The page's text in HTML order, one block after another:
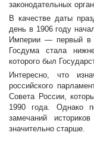
законодательных
В качестве даты
день в 1906 году
Империи — первый в
Госдума стала
которого был
Интересно, что
российского
Совета России,
1990 года. Однако
замечаний
значительно старше.